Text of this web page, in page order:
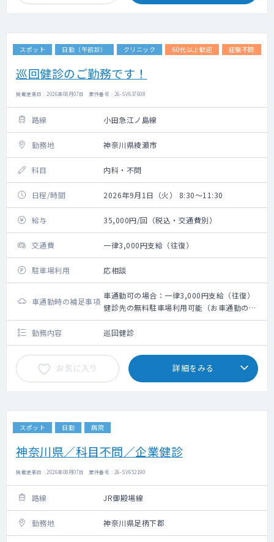
スポット 日勤（午前診） クリニック 60代以上歓迎 経験不問
巡回健診のご勤務です！
掲載更新日 : 2026年08月07日 案件番号 : 26-SV637608
路線 小田急江ノ島線
勤務地 神奈川県綾瀬市
科目 内科・不問
日程/時間 2026年9月1日（火） 8:30～11:30
給与 35,000円/回（税込・交通費別）
交通費 一律3,000円支給（往復）
駐車場利用 応相談
車通勤時の補足事項
車通勤可の場合：一律3,000円支給（往復）
健診先の無料駐車場利用可能（お車通勤の際
は事前にお申し付け下さい）
勤務内容
巡回健診
お気に入り 詳細をみる
スポット 日勤 病院
神奈川県／科目不問／企業健診
掲載更新日 : 2026年08月07日 案件番号 : 26-SV652190
路線 JR御殿場線
勤務地 神奈川県足柄下郡